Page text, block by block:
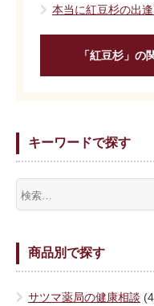
本当に紅豆杉の出
「紅豆杉」の
キーワードで探す
商品別で探す
サツマ薬局の健康相談